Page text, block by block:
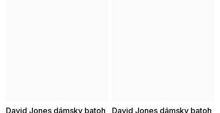
David Jones dámsky batoh
David Jones dámsky batoh